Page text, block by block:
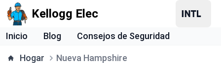
Kellogg Elec
Inicio Blog Consejos de Seguridad
Hogar Nueva Hampshire